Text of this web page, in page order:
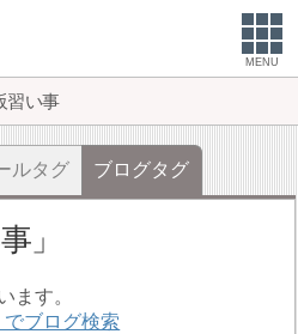
MENU
習い事
ルタグ ブログタグ
ます。
ブログ検索